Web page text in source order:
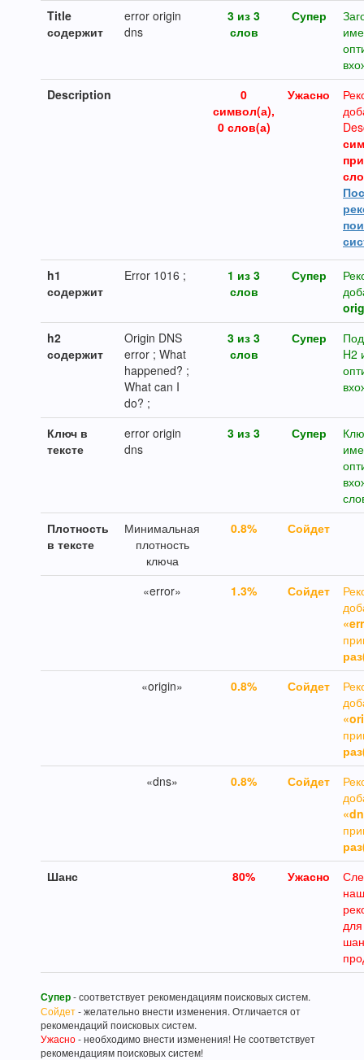
Title
содержит
error origin
dns
3 из 3
слов
Супер
Description
0
символ(а),
0 слов(а)
Ужасно
h1
содержит
Error 1016 ;
1 из 3
слов
Супер
h2
содержит
Origin DNS
error ; What
happened? ;
What can I
do? ;
3 из 3
слов
Супер
H2
Ключ в
тексте
error origin
dns
3 из 3 Супер
Плотность
в тексте
Минимальная
плотность
ключа
0.8% Сойдет
«error» 1.3% Сойдет
«origin»
0.8% Сойдет
«dns»
0.8% Сойдет
Шанс
80% Ужасно
Супер- соответствует рекомендациям поисковых систем.
Сойдет- желательно внести изменения. Отличается от
рекомендаций поисковых систем.
Ужасно- необходимо внести изменения! Не соответствует
рекомендациям поисковых систем!